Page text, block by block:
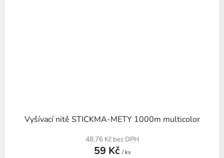
Vyšívací nitě STICKMA-METY 1000m multicolor
48,76 Kč bez DPH
59 Kč / ks